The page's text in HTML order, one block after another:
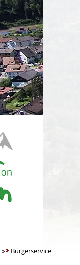
»
Bürgerservice